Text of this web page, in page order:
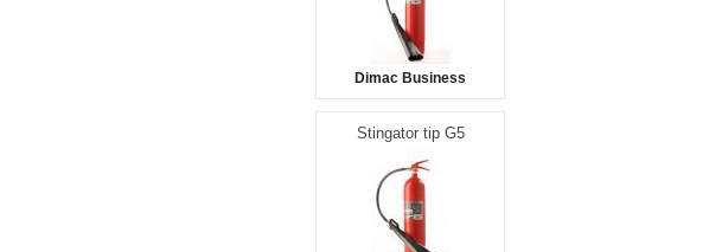
Dimac Business
Stingator tip G5